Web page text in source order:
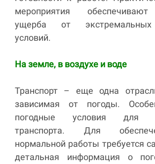
мероприятия
ущерба от
условий.
На земле, в воздухе и воде
Транспорт – еще одна
зависимая от погоды.
погодные условия для
транспорта. Для
нормальной работы требуется
детальная информация о